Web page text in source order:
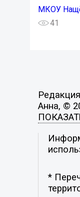
МКОУ
41
Анна, ©
*